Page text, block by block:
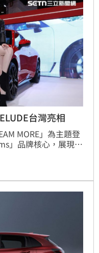
台灣亮相
MORE」為主題登
」品牌核心，展現品
技與工程實力，重